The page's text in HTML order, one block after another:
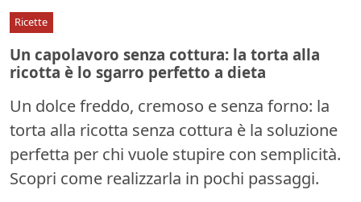
Ricette
Un capolavoro senza cottura: la torta alla
ricotta è lo sgarro perfetto a dieta
Un dolce freddo, cremoso e senza forno: la
torta alla ricotta senza cottura è la soluzione
perfetta per chi vuole stupire con semplicità.
Scopri come realizzarla in pochi passaggi.